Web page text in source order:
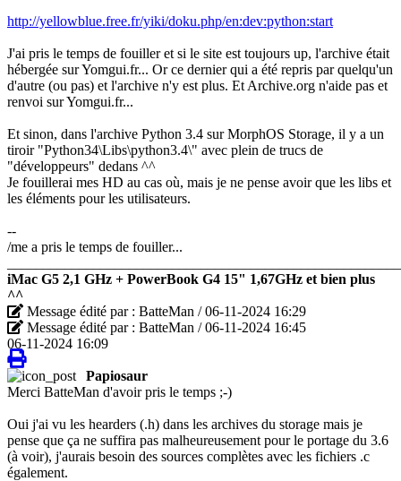
http://yellowblue.free.fr/yiki/doku.php/en:dev:python:start
J'ai pris le temps de fouiller et si le site est toujours up, l'archive était
hébergée sur Yomgui.fr... Or ce dernier qui a été repris par quelqu'un
d'autre (ou pas) et l'archive n'y est plus. Et Archive.org n'aide pas et
renvoi sur Yomgui.fr...
Et sinon, dans l'archive Python 3.4 sur MorphOS Storage, il y a un
tiroir "Python34\Libs\python3.4\" avec plein de trucs de
"développeurs" dedans ^^
Je fouillerai mes HD au cas où, mais je ne pense avoir que les libs et
les éléments pour les utilisateurs.
--
/me a pris le temps de fouiller...
iMac G5 2,1 GHz + PowerBook G4 15" 1,67GHz et bien plus
^^
Message édité par : BatteMan / 06-11-2024 16:29
Message édité par : BatteMan / 06-11-2024 16:45
06-11-2024 16:09
Papiosaur
Merci BatteMan d'avoir pris le temps ;-)
Oui j'ai vu les hearders (.h) dans les archives du storage mais je
pense que ça ne suffira pas malheureusement pour le portage du 3.6
(à voir), j'aurais besoin des sources complètes avec les fichiers .c
également.